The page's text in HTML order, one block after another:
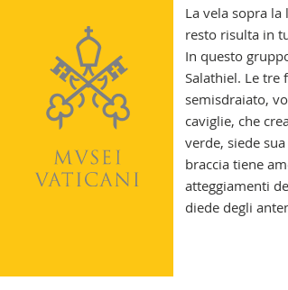
La vela sopra
resto risulta in
In questo
Salathiel. Le tre
semisdraiato,
caviglie, che
verde, siede
braccia tiene
atteggiamenti
diede degli